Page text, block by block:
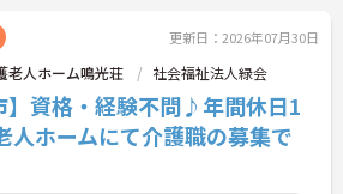
力
職場です
立を目指しやすい環境です♪
更新日：2026年07月30日
老人ホーム鳴光荘 社会福祉法人緑会
】資格・経験不問♪年間休日1
人ホームにて介護職の募集で